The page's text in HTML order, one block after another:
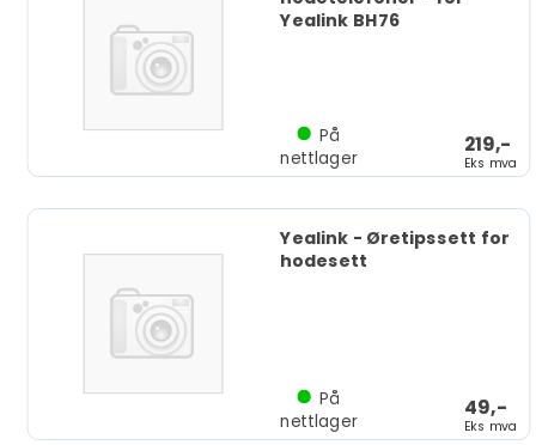
Yealink BH76
219,-
Eks mva
På
nettlager
Yealink - Øretipssett for
hodesett
49,-
Eks mva
På
nettlager